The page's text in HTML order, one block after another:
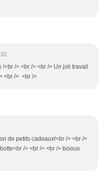
/> <br /> <br /> Un joli travail
<br /> <br />
de petits cadeaux!<br /> <br />
/> <br /> <br /> bisous